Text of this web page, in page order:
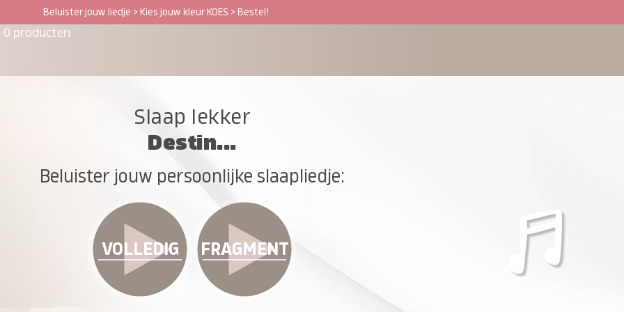
Beluister jouw liedje > Kies jouw kleur KOES > Bestel!
0 producten
Slaap lekker
Destin...
Beluister jouw persoonlijke slaapliedje:
VOLLEDIG FRAGMENT